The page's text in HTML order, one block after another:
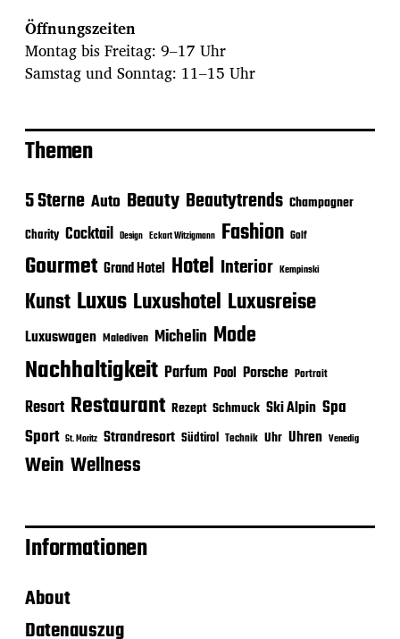
Öffnungszeiten
Montag bis Freitag: 9–17 Uhr
Samstag und Sonntag: 11–15 Uhr
Themen
5 Sterne Auto Beauty Beautytrends Champagner
Charity Cocktail Design Eckart Witzigmann Fashion Golf
Gourmet Grand Hotel Hotel Interior Kempinski
Kunst Luxus Luxushotel Luxusreise
Luxuswagen Malediven Michelin Mode
Nachhaltigkeit Parfum Pool Porsche Portrait
Resort Restaurant Rezept Schmuck Ski Alpin Spa
Sport St. Moritz Strandresort Südtirol Technik Uhr Uhren Venedig
Wein Wellness
Informationen
About
Datenauszug